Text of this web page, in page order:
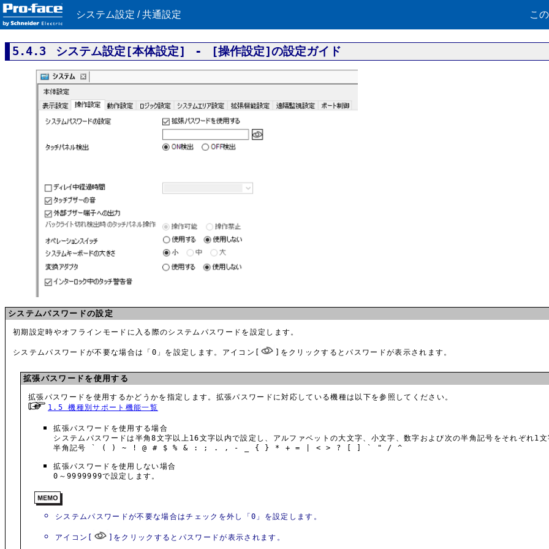
システム設定 / 共通設定 こ
5.4.3 システム設定[本体設定] - [操作設定]の設定ガイド
システムパスワードの設定
初期設定時やオフラインモードに入る際のシステムパスワードを設定します。
システムパスワードが不要な場合は「0」を設定します。アイコン[ ]をクリックするとパスワードが表示されます。
拡張パスワードを使用する
拡張パスワードを使用するかどうかを指定します。拡張パスワードに対応している機種は以下を参照してください。
1.5 機種別サポート機能一覧
拡張パスワードを使用する場合
システムパスワードは半角8文字以上16文字以内で設定し、アルファベットの大文字、小文字、数字および次の半角記号をそれぞれ1文
半角記号 ` ( ) ~ ! @ # $ % & : ; . , - _ { } * + = | < > ? [ ] ` " / ^
拡張パスワードを使用しない場合
0～9999999で設定します。
システムパスワードが不要な場合はチェックを外し「0」を設定します。
アイコン[ ]をクリックするとパスワードが表示されます。